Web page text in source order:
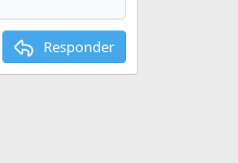
Responder